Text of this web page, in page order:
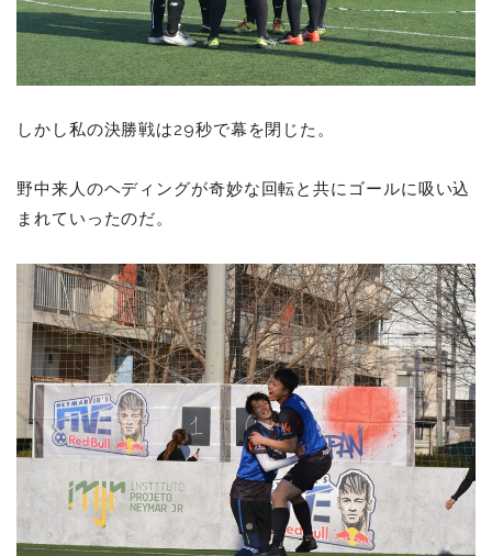
しかし私の決勝戦は29秒で幕を閉じた。
野中来人のヘディングが奇妙な回転と共にゴールに吸い込
まれていったのだ。